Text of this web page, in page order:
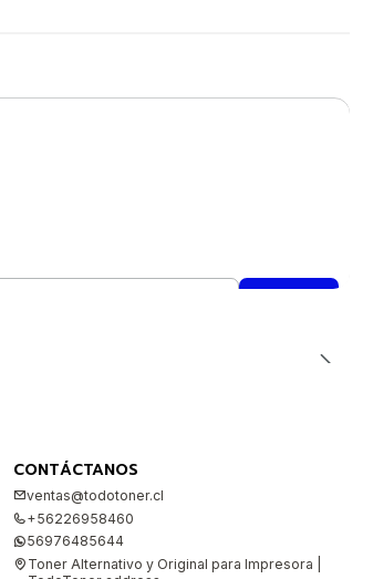
CONTÁCTANOS
ventas@todotoner.cl
+56226958460
56976485644
Toner Alternativo y Original para Impresora |